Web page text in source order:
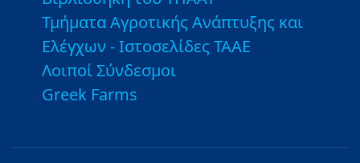
Τμήματα Αγροτικής Ανάπτυξης και
Ελέγχων - Ιστοσελίδες ΤΑΑΕ
Λοιποί Σύνδεσμοι
Greek Farms